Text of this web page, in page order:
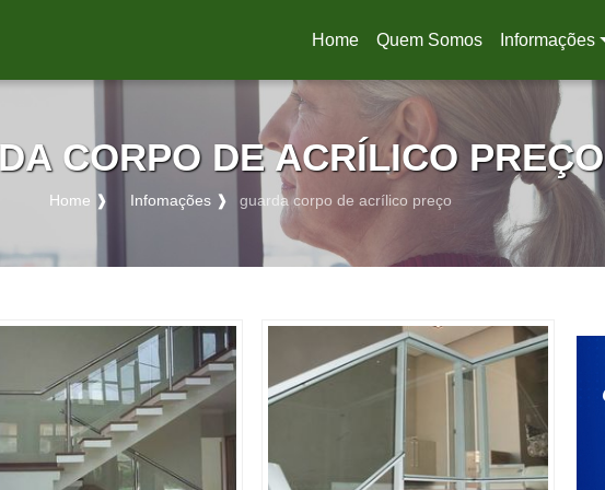
Home
(current)
Quem Somos Informações
CORPO DE ACRÍLICO PREÇO
Home ❱ Infomações ❱ guarda corpo de acrílico preço